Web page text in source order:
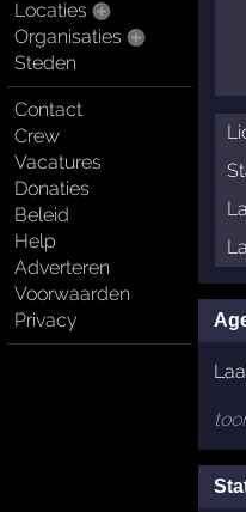
Locaties
Organisaties
Steden
Contact
Crew
Vacatures
Donaties
Beleid
Help
Adverteren
Voorwaarden
Privacy